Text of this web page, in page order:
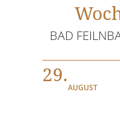
BAD
29.
AUGUST